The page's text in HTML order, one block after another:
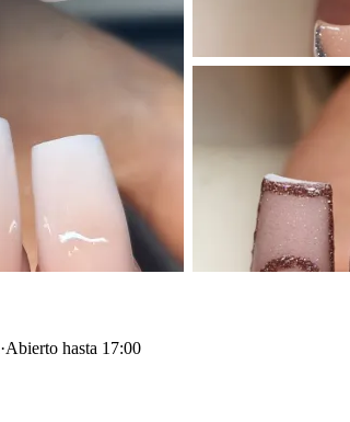
·Abierto hasta 17:00